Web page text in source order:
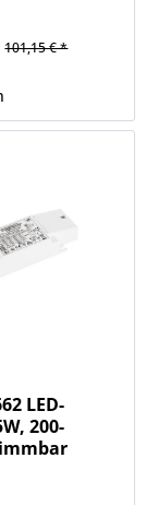
101,15 € *
LED-
200-